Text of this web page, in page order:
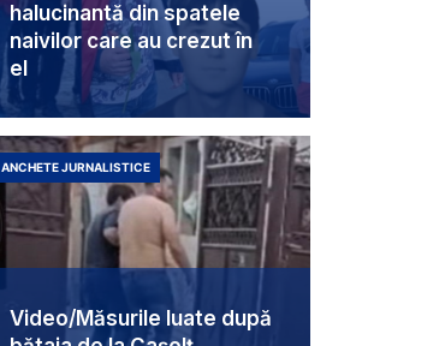
halucinantă din spatele
naivilor care au crezut în
el
Video/Măsurile luate după
ANCHETE JURNALISTICE